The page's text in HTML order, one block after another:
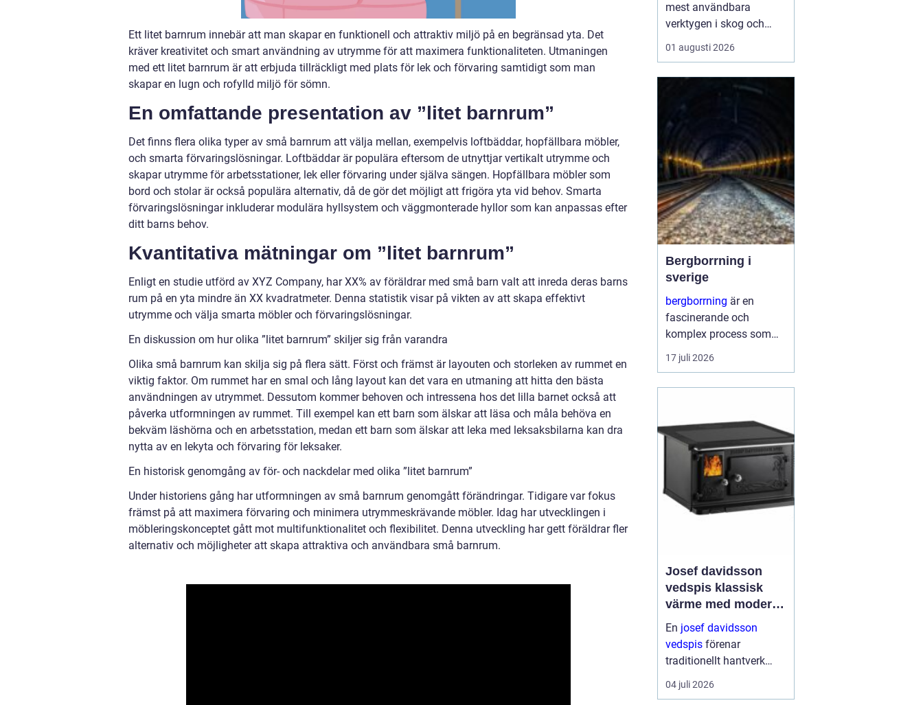
Ett litet barnrum innebär att man skapar en funktionell och attraktiv miljö på en begränsad yta. Det
kräver kreativitet och smart användning av utrymme för att maximera funktionaliteten. Utmaningen
med ett litet barnrum är att erbjuda tillräckligt med plats för lek och förvaring samtidigt som man
skapar en lugn och rofylld miljö för sömn.
En omfattande presentation av ”litet barnrum”
Det finns flera olika typer av små barnrum att välja mellan, exempelvis loftbäddar, hopfällbara möbler,
och smarta förvaringslösningar. Loftbäddar är populära eftersom de utnyttjar vertikalt utrymme och
skapar utrymme för arbetsstationer, lek eller förvaring under själva sängen. Hopfällbara möbler som
bord och stolar är också populära alternativ, då de gör det möjligt att frigöra yta vid behov. Smarta
förvaringslösningar inkluderar modulära hyllsystem och väggmonterade hyllor som kan anpassas efter
ditt barns behov.
Kvantitativa mätningar om ”litet barnrum”
Enligt en studie utförd av XYZ Company, har XX% av föräldrar med små barn valt att inreda deras barns
rum på en yta mindre än XX kvadratmeter. Denna statistik visar på vikten av att skapa effektivt
utrymme och välja smarta möbler och förvaringslösningar.
En diskussion om hur olika ”litet barnrum” skiljer sig från varandra
Olika små barnrum kan skilja sig på flera sätt. Först och främst är layouten och storleken av rummet en
viktig faktor. Om rummet har en smal och lång layout kan det vara en utmaning att hitta den bästa
användningen av utrymmet. Dessutom kommer behoven och intressena hos det lilla barnet också att
påverka utformningen av rummet. Till exempel kan ett barn som älskar att läsa och måla behöva en
bekväm läshörna och en arbetsstation, medan ett barn som älskar att leka med leksaksbilarna kan dra
nytta av en lekyta och förvaring för leksaker.
En historisk genomgång av för- och nackdelar med olika ”litet barnrum”
Under historiens gång har utformningen av små barnrum genomgått förändringar. Tidigare var fokus
främst på att maximera förvaring och minimera utrymmeskrävande möbler. Idag har utvecklingen i
möbleringskonceptet gått mot multifunktionalitet och flexibilitet. Denna utveckling har gett föräldrar fler
alternativ och möjligheter att skapa attraktiva och användbara små barnrum.
mest användbara
verktygen i skog och
trädgård. Den sparar tid,
gör tunga jobb möjliga
avgörande del av både
yrkesliv och fritid.
Samtidigt kräver
verktyget respekt, kun...
01 augusti 2026
Bergborrning i
sverige
bergborrning är en
fascinerande och
komplex process som
innefattar att borra
genom sten och
av stabila fundament
för...
17 juli 2026
Josef davidsson
vedspis klassisk
värme med modern
funktion
En josef davidsson
vedspis förenar
traditionellt hantverk
med dagens krav på
effektiv, trygg och
04 juli 2026